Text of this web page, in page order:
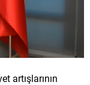
artışlarının